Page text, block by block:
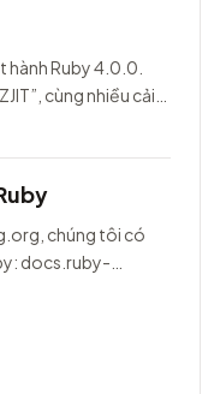
Ruby 4.0.0.
cùng nhiều cải
chúng tôi có
docs.ruby-